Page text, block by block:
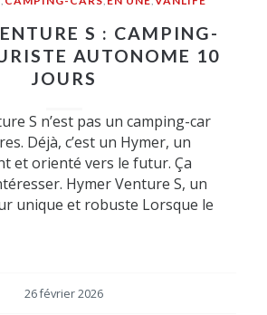
S : CAMPING-
AUTONOME 10
JOURS
S n’est pas un camping-car
Déjà, c’est un Hymer, un
et orienté vers le futur. Ça
Hymer Venture S, un
unique et robuste Lorsque le
26 février 2026